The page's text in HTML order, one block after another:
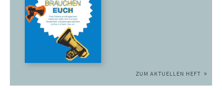
ZUM AKTUELLEN HEFT